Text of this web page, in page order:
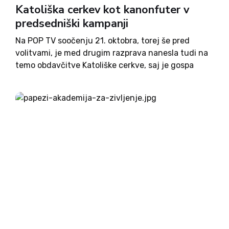
Katoliška cerkev kot kanonfuter v
predsedniški kampanji
Na POP TV soočenju 21. oktobra, torej še pred
volitvami, je med drugim razprava nanesla tudi na
temo obdavčitve Katoliške cerkve, saj je gospa
Cerkev, če želi biti enakovreden partner v družbi,...